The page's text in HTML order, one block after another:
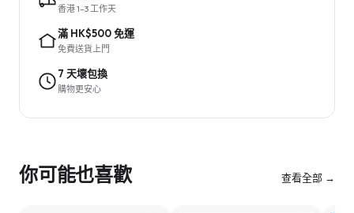
香港 1–3 工作天
滿 HK$500 免運
免費送貨上門
7 天壞包換
購物更安心
你可能也喜歡 查看全部 →